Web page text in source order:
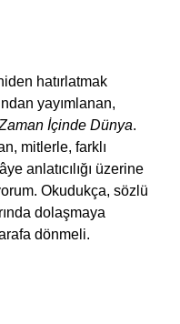
hatırlatmak
yayımlanan,
İçinde Dünya.
mitlerle, farklı
anlatıcılığı üzerine
Okudukça, sözlü
dolaşmaya
dönmeli.